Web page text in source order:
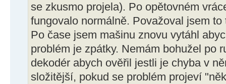
se zkusmo projela). Po opětovném
fungovalo normálně. Považoval jsem
Po čase jsem mašinu znovu vytáhl
problém je zpátky. Nemám bohužel po
dekodér abych ověřil jestli je chyba v
složitější, pokud se problém projeví